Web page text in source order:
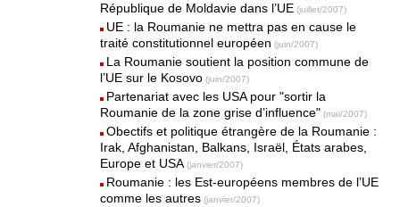
République de Moldavie dans l’UE (juillet/2007)
UE : la Roumanie ne mettra pas en cause le
traité constitutionnel européen (juin/2007)
La Roumanie soutient la position commune de
l’UE sur le Kosovo (juin/2007)
Partenariat avec les USA pour "sortir la
Roumanie de la zone grise d’influence" (mai/2007)
Obectifs et politique étrangère de la Roumanie :
Irak, Afghanistan, Balkans, Israël, États arabes,
Europe et USA (janvier/2007)
Roumanie : les Est-européens membres de l’UE
comme les autres (janvier/2007)